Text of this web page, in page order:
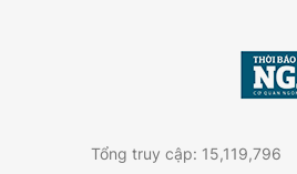
Tổng truy cập: 15,119,796